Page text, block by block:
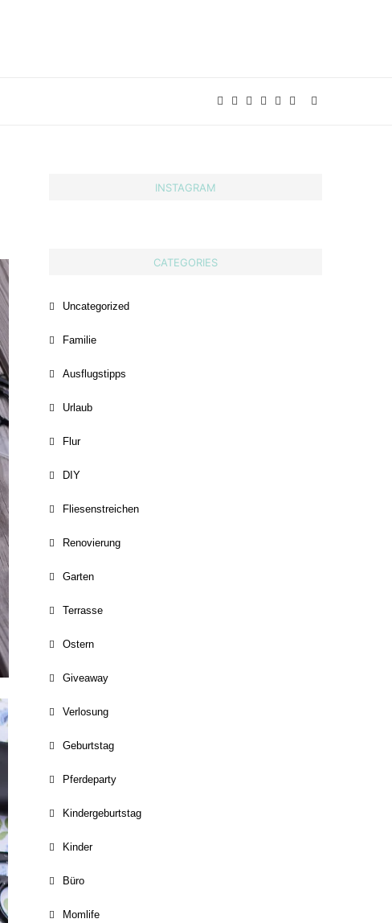
INSTAGRAM
CATEGORIES
Uncategorized
Familie
Ausflugstipps
Urlaub
Flur
DIY
Fliesenstreichen
Renovierung
Garten
Terrasse
Ostern
Giveaway
Verlosung
Geburtstag
Pferdeparty
Kindergeburtstag
Kinder
Büro
Momlife